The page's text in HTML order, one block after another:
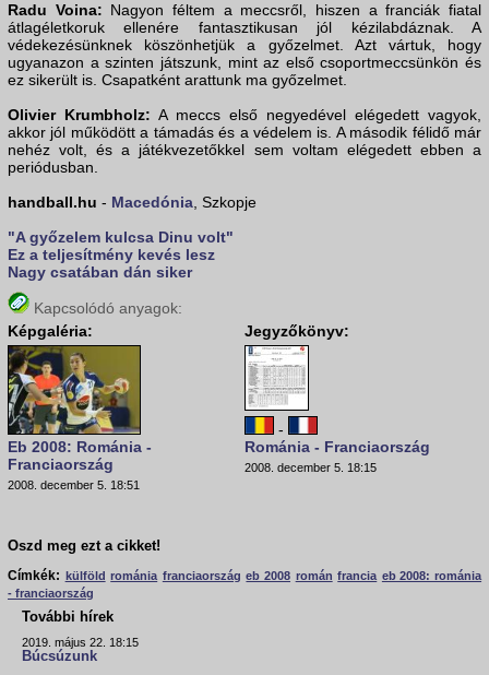
Radu Voina: Nagyon féltem a meccsről, hiszen a franciák fiatal
átlagéletkoruk ellenére fantasztikusan jól kézilabdáznak. A
védekezésünknek köszönhetjük a győzelmet. Azt vártuk, hogy
ugyanazon a szinten játszunk, mint az első csoportmeccsünkön és
ez sikerült is. Csapatként arattunk ma győzelmet.
Olivier Krumbholz: A meccs első negyedével elégedett vagyok,
akkor jól működött a támadás és a védelem is. A második félidő már
nehéz volt, és a játékvezetőkkel sem voltam elégedett ebben a
periódusban.
handball.hu - Macedónia, Szkopje
"A győzelem kulcsa Dinu volt"
Ez a teljesítmény kevés lesz
Nagy csatában dán siker
Kapcsolódó anyagok:
Képgaléria:
Eb 2008: Románia -
Franciaország
2008. december 5. 18:51
Jegyzőkönyv:
-
Románia - Franciaország
2008. december 5. 18:15
Oszd meg ezt a cikket!
Címkék:
külföld románia franciaország eb 2008 román francia eb 2008: románia
- franciaország
További hírek
2019. május 22. 18:15
Búcsúzunk